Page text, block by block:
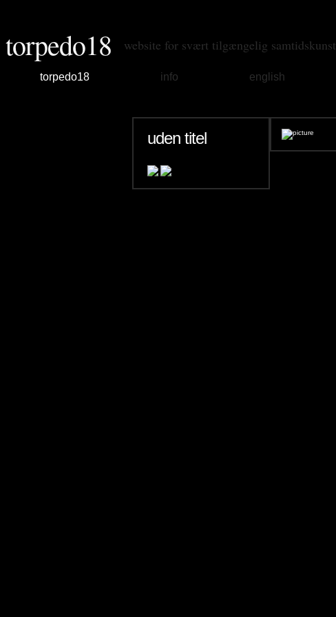
torpedo18 website for svært tilgængelig samtidskunst
torpedo18 info english
uden titel